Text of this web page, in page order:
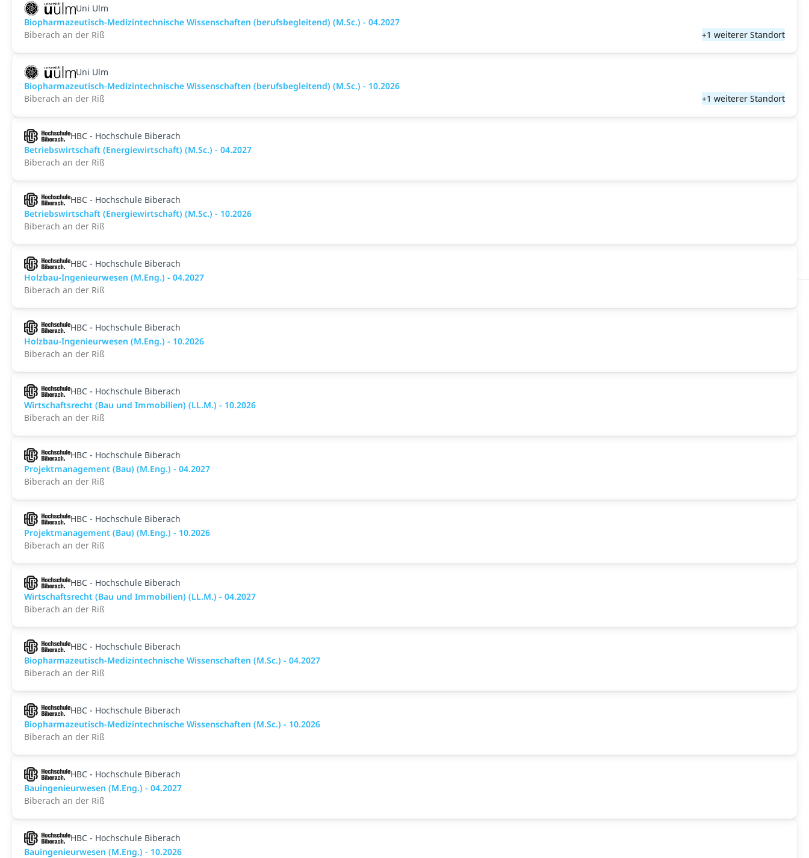
Uni Ulm
Biopharmazeutisch-Medizintechnische Wissenschaften (berufsbegleitend) (M.Sc.) - 04.2027
Biberach an der Riß
+1 weiterer Standort
Uni Ulm
Biopharmazeutisch-Medizintechnische Wissenschaften (berufsbegleitend) (M.Sc.) - 10.2026
Biberach an der Riß
+1 weiterer Standort
HBC - Hochschule Biberach
Betriebswirtschaft (Energiewirtschaft) (M.Sc.) - 04.2027
Biberach an der Riß
HBC - Hochschule Biberach
Betriebswirtschaft (Energiewirtschaft) (M.Sc.) - 10.2026
Biberach an der Riß
HBC - Hochschule Biberach
Holzbau-Ingenieurwesen (M.Eng.) - 04.2027
Biberach an der Riß
HBC - Hochschule Biberach
Holzbau-Ingenieurwesen (M.Eng.) - 10.2026
Biberach an der Riß
HBC - Hochschule Biberach
Wirtschaftsrecht (Bau und Immobilien) (LL.M.) - 10.2026
Biberach an der Riß
HBC - Hochschule Biberach
Projektmanagement (Bau) (M.Eng.) - 04.2027
Biberach an der Riß
HBC - Hochschule Biberach
Projektmanagement (Bau) (M.Eng.) - 10.2026
Biberach an der Riß
HBC - Hochschule Biberach
Wirtschaftsrecht (Bau und Immobilien) (LL.M.) - 04.2027
Biberach an der Riß
HBC - Hochschule Biberach
Biopharmazeutisch-Medizintechnische Wissenschaften (M.Sc.) - 04.2027
Biberach an der Riß
HBC - Hochschule Biberach
Biopharmazeutisch-Medizintechnische Wissenschaften (M.Sc.) - 10.2026
Biberach an der Riß
HBC - Hochschule Biberach
Bauingenieurwesen (M.Eng.) - 04.2027
Biberach an der Riß
HBC - Hochschule Biberach
Bauingenieurwesen (M.Eng.) - 10.2026